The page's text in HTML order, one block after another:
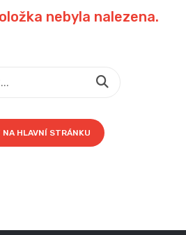
nebyla nalezena.
HLAVNÍ STRÁNKU